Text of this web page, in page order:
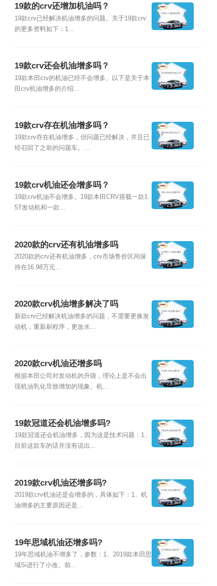
19款的crv还增加机油吗？
19款crv已经解决机油增多的问题。关于19款crv
的更多资料如下：1...
19款crv还会机油增多吗？
19款本田crv的机油已经不会增多。以下是关于本
田crv机油增多的介绍...
19款crv存在机油增多吗？
19款crv存在机油增多，但问题已经解决，并且已
经召回了之前的问题车。...
19款crv机油还会增多吗？
19款crv机油不会增多。19款本田CRV搭载一款1.
5T发动机和一款...
2020款的crv还有机油增多吗
2020款的crv还有机油增多，crv市场售价区间保
持在16.98万元...
2020款crv机油增多解决了吗
新款crv已经解决机油增多的问题，不需要更换发
动机，重新刷程序，更改水...
2020款crv机油还增多吗
根据本田公司对发动机的升级，理论上是不会出
现机油乳化导致增加的现象。机...
19款冠道还会机油增多吗?
19款冠道还会机油增多，因为这是技术问题：1、
目前这款车的话并没有说出...
2019款crv机油还增多吗?
2019款crv机油还是会增多的，具体如下：1、机
油增多的主要原因还是...
19年思域机油还增多吗?
19年思域机油不增多了，参数：1、2019款本田思
域Si进行了小改。前...